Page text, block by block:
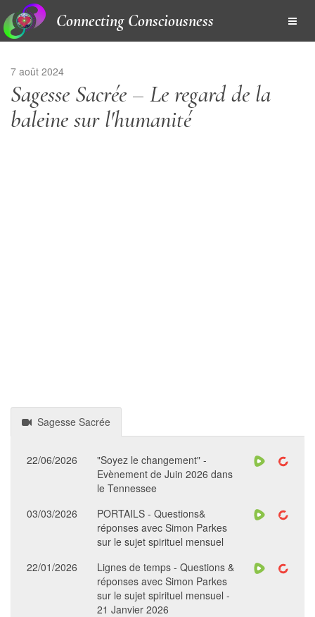
Connecting Consciousness
7 août 2024
Sagesse Sacrée – Le regard de la
baleine sur l'humanité
Sagesse Sacrée
22/06/2026
"Soyez le changement" -
Evènement de Juin 2026 dans
le Tennessee
03/03/2026
PORTAILS - Questions&
réponses avec Simon Parkes
sur le sujet spirituel mensuel
22/01/2026
Lignes de temps - Questions &
réponses avec Simon Parkes
sur le sujet spirituel mensuel -
21 Janvier 2026